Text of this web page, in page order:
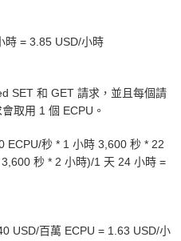
時 = 3.85 USD/小時
SET 和 GET 請求，並且每個請
取用 1 個 ECPU。
ECPU/秒 * 1 小時 3,600 秒 * 22
秒 * 2 小時)/1 天 24 小時 =
USD/百萬 ECPU = 1.63 USD/小